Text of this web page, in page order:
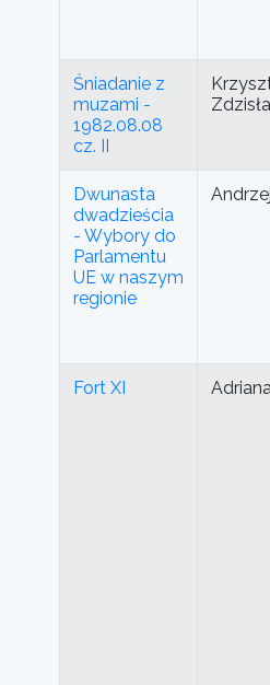
Śniadanie z
muzami -
1982.08.08
cz. II
Dwunasta
dwadzieścia
- Wybory do
Parlamentu
UE w naszym
regionie
Fort XI